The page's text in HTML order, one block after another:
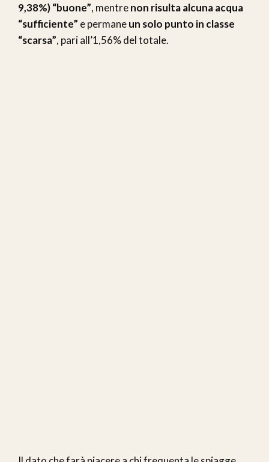
9,38%) “buone”, mentrenon risulta alcuna acqua
“sufficiente” e permaneun solo punto in classe
“scarsa”, pari all’1,56% del totale.